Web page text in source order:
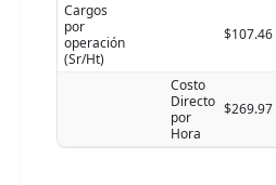
Cargos
por
operación
(Sr/Ht)
$107.46
Costo
Directo
por
Hora
$269.97